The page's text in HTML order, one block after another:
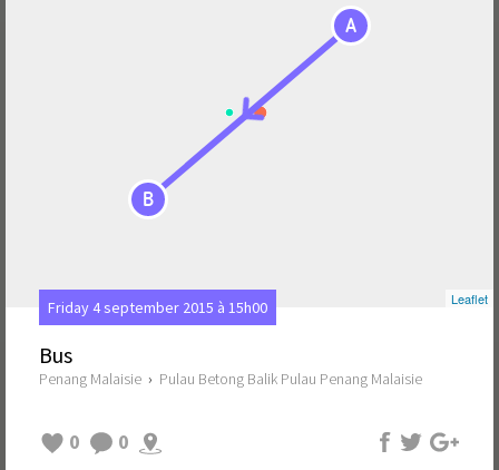
A
B
Leaflet
Friday 4 september 2015 à 15h00
Bus
Penang Malaisie › Pulau Betong Balik Pulau Penang Malaisie
0 0